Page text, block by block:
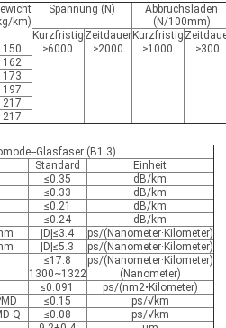
km)
Spannung (N)
Abbruchsladen
(N/100mm)
Kurzfristig Zeitdauer Kurzfristig
150 ≥6000 ≥2000 ≥1000
≥300
162
173
197
217
217
Glasfaser (B1.3)
Standard Einheit
≤0.35
dB/km
≤0.33
dB/km
≤0.21
dB/km
≤0.24 dB/km
|D|≤3.4
ps/(Nanometer·Kilometer)
|D|≤5.3
ps/(Nanometer·Kilometer)
≤17.8
ps/(Nanometer·Kilometer)
1300~1322
(Nanometer)
≤0.091 ps/(nm2•Kilometer)
≤0.15
ps/√km
Q
≤0.08
ps/√km